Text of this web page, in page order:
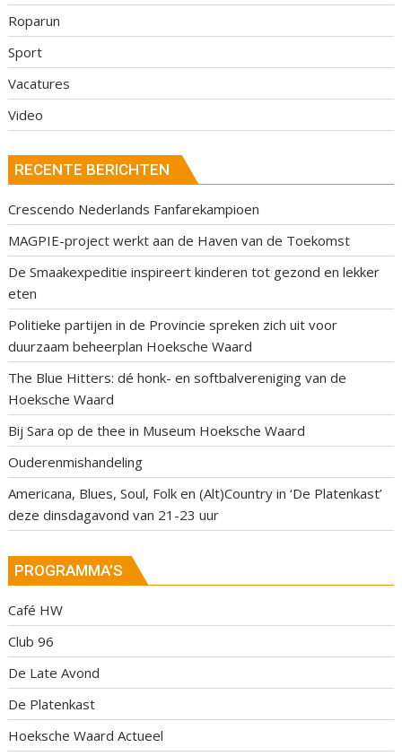
Roparun
Sport
Vacatures
Video
RECENTE BERICHTEN
Crescendo Nederlands Fanfarekampioen
MAGPIE-project werkt aan de Haven van de Toekomst
De Smaakexpeditie inspireert kinderen tot gezond en lekker
eten
Politieke partijen in de Provincie spreken zich uit voor
duurzaam beheerplan Hoeksche Waard
The Blue Hitters: dé honk- en softbalvereniging van de
Hoeksche Waard
Bij Sara op de thee in Museum Hoeksche Waard
Ouderenmishandeling
Americana, Blues, Soul, Folk en (Alt)Country in ‘De Platenkast’
deze dinsdagavond van 21-23 uur
PROGRAMMA’S
Café HW
Club 96
De Late Avond
De Platenkast
Hoeksche Waard Actueel